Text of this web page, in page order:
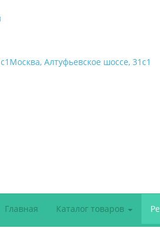
Москва, Алтуфьевское шоссе, 31с1
Главная
Каталог товаров